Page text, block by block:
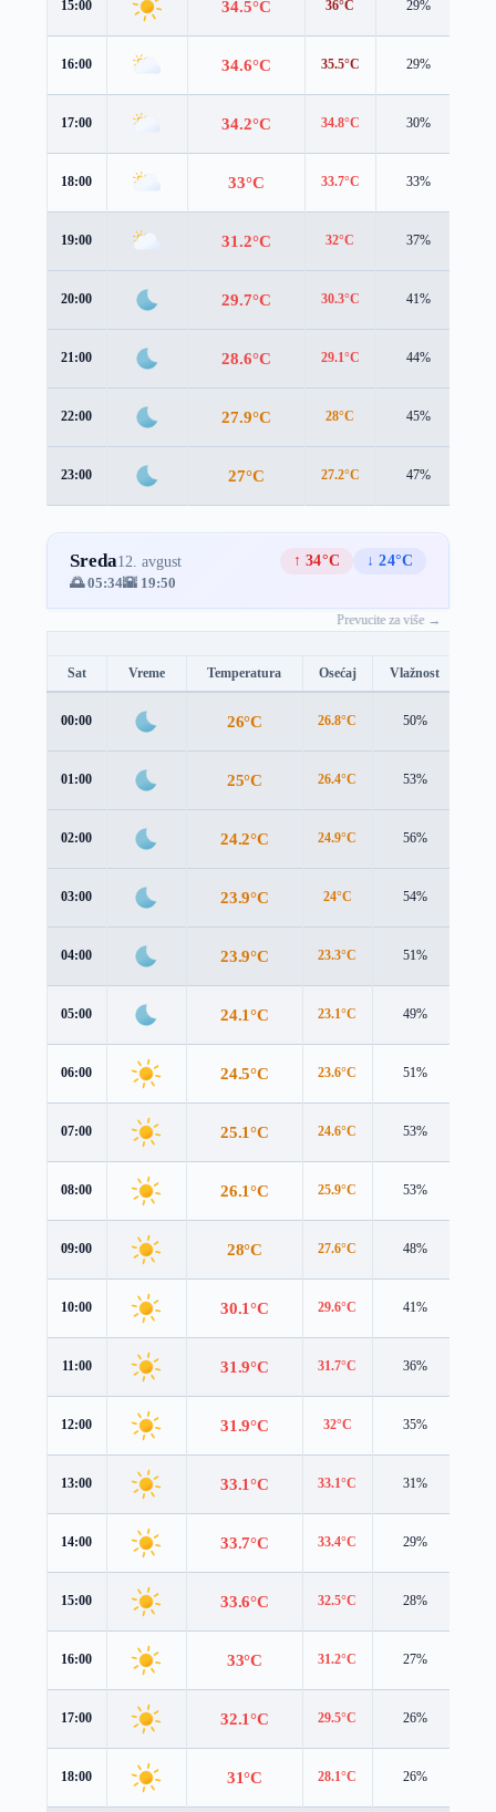
15:00 34.5°C 36°C 29%
16:00 34.6°C 35.5°C 29%
17:00 34.2°C 34.8°C 30%
18:00 33°C 33.7°C 33%
19:00 31.2°C 32°C 37%
20:00 29.7°C 30.3°C 41%
21:00 28.6°C 29.1°C 44%
22:00 27.9°C 28°C 45%
23:00 27°C 27.2°C 47%
Sreda12. avgust ↑ 34°C
↓ 24°C
🌅 05:34🌇 19:50
Prevucite za više →
Sat Vreme Temperatura Osećaj Vlažnost
00:00 26°C 26.8°C 50%
01:00 25°C 26.4°C 53%
02:00 24.2°C 24.9°C 56%
03:00 23.9°C 24°C 54%
04:00 23.9°C 23.3°C 51%
05:00 24.1°C 23.1°C 49%
06:00 24.5°C 23.6°C 51%
07:00 25.1°C 24.6°C 53%
08:00 26.1°C 25.9°C 53%
09:00 28°C 27.6°C 48%
10:00 30.1°C 29.6°C 41%
11:00 31.9°C 31.7°C 36%
12:00 31.9°C 32°C 35%
13:00 33.1°C 33.1°C 31%
14:00 33.7°C 33.4°C 29%
15:00 33.6°C 32.5°C 28%
16:00 33°C 31.2°C 27%
17:00 32.1°C 29.5°C 26%
18:00 31°C 28.1°C 26%